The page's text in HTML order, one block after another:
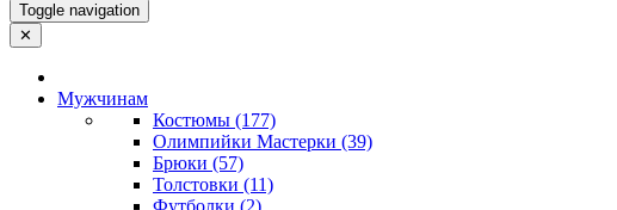
Toggle navigation
✕
Мужчинам
Костюмы (177)
Олимпийки Мастерки (39)
Брюки (57)
Толстовки (11)